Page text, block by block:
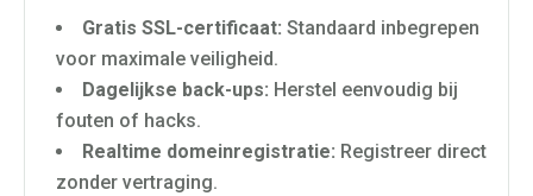
Gratis SSL-certificaat: Standaard inbegrepen
voor maximale veiligheid.
Dagelijkse back-ups: Herstel eenvoudig bij
fouten of hacks.
Realtime domeinregistratie: Registreer direct
zonder vertraging.